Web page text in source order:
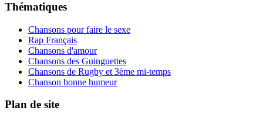
Thématiques
Chansons pour faire le sexe
Rap Français
Chansons d'amour
Chansons des Guinguettes
Chansons de Rugby et 3ème mi-temps
Chanson bonne humeur
Plan de site